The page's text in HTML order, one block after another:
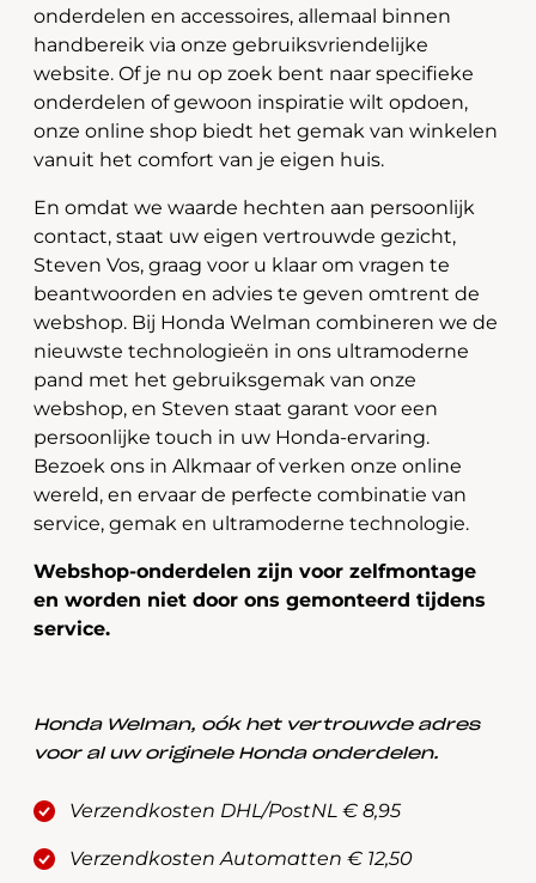
onderdelen en accessoires, allemaal binnen
handbereik via onze gebruiksvriendelijke
website. Of je nu op zoek bent naar specifieke
onderdelen of gewoon inspiratie wilt opdoen,
onze online shop biedt het gemak van winkelen
vanuit het comfort van je eigen huis.
En omdat we waarde hechten aan persoonlijk
contact, staat uw eigen vertrouwde gezicht,
Steven Vos, graag voor u klaar om vragen te
beantwoorden en advies te geven omtrent de
webshop. Bij Honda Welman combineren we de
nieuwste technologieën in ons ultramoderne
pand met het gebruiksgemak van onze
webshop, en Steven staat garant voor een
persoonlijke touch in uw Honda-ervaring.
Bezoek ons in Alkmaar of verken onze online
wereld, en ervaar de perfecte combinatie van
service, gemak en ultramoderne technologie.
Webshop-onderdelen zijn voor zelfmontage
en worden niet door ons gemonteerd tijdens
service.
Honda Welman, oók het vertrouwde adres
voor al uw originele Honda onderdelen.
Verzendkosten DHL/PostNL € 8,95
Verzendkosten Automatten € 12,50